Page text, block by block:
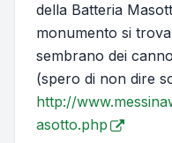
della Batteria
monumento si
sembrano dei
(spero di non dire
http://
asotto.php